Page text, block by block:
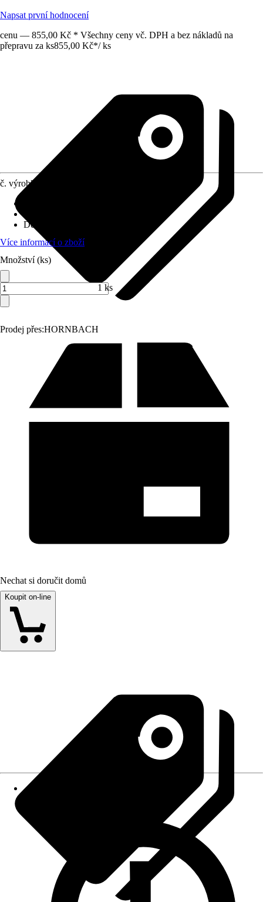
Napsat první hodnocení
cenu — 855,00 Kč * Všechny ceny vč. DPH a bez nákladů na
přepravu za ks855,00 Kč*/ ks
Prodej přes:HORNBACH
č. výrobku
Délka
Více informací o zboží
Množství (ks)
1 ks
Nechat si doručit domů
Koupit on-line